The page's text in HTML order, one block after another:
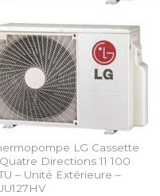
LG Cassette
Directions 11 100
– Unité Extérieure –